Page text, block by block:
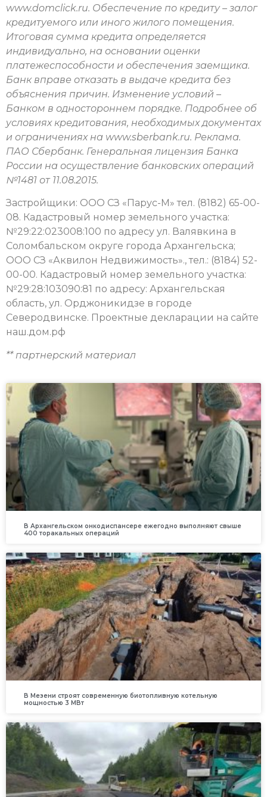
www.domclick.ru. Обеспечение по кредиту – залог
кредитуемого или иного жилого помещения.
Итоговая сумма кредита определяется
индивидуально, на основании оценки
платежеспособности и обеспечения заемщика.
Банк вправе отказать в выдаче кредита без
объяснения причин. Изменение условий –
Банком в одностороннем порядке. Подробнее об
условиях кредитования, необходимых документах
и ограничениях на www.sberbank.ru. Реклама.
ПАО Сбербанк. Генеральная лицензия Банка
России на осуществление банковских операций
№1481 от 11.08.2015.
Застройщики: ООО СЗ «Парус-М» тел. (8182) 65-00-
08. Кадастровый номер земельного участка:
№29:22:023008:100 по адресу ул. Валявкина в
Соломбальском округе города Архангельска;
ООО СЗ «Аквилон Недвижимость»., тел.: (8184) 52-
00-00. Кадастровый номер земельного участка:
№29:28:103090:81 по адресу: Архангельская
область, ул. Орджоникидзе в городе
Северодвинске. Проектные декларации на сайте
наш.дом.рф
** партнерский материал
В Архангельском онкодиспансере ежегодно выполняют свыше
400 торакальных операций
В Мезени строят современную биотопливную котельную
мощностью 3 МВт